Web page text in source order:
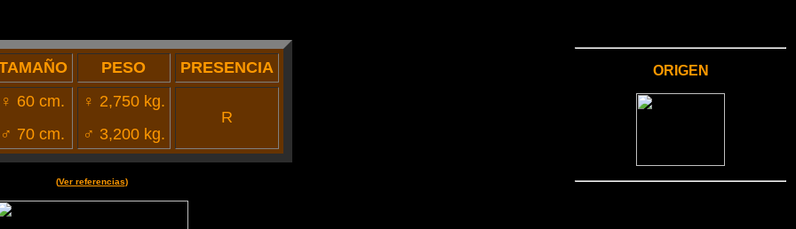
PESO PRESENCIA
♀ 60 cm.
♂ 70 cm.
♀ 2,750 kg.
♂ 3,200 kg.
R
(Ver referencias)
ORIGEN